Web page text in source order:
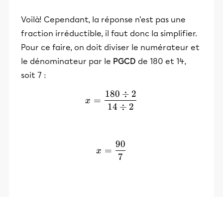
Voilà! Cependant, la réponse n'est pas une
fraction irréductible, il faut donc la simplifier.
Pour ce faire, on doit diviser le numérateur et
le dénominateur par le PGCD de 180 et 14,
soit 7 :
x= \frac{180\div
x =
14 ÷ 2
180 ÷ 2
x= \frac{90}{7}
x =
7
90